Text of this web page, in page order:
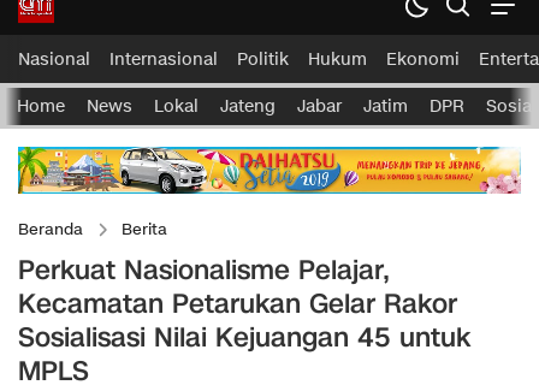
Nasional Internasional Politik Hukum Ekonomi
Home News Lokal Jateng Jabar Jatim DPR Sosial
Beranda Berita
Perkuat Nasionalisme Pelajar,
Kecamatan Petarukan Gelar Rakor
Sosialisasi Nilai Kejuangan 45 untuk
MPLS